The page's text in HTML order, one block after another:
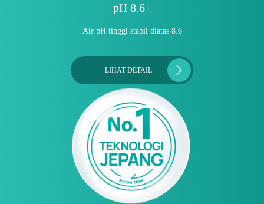
pH 8.6+
Air pH tinggi stabil diatas 8.6
LIHAT DETAIL